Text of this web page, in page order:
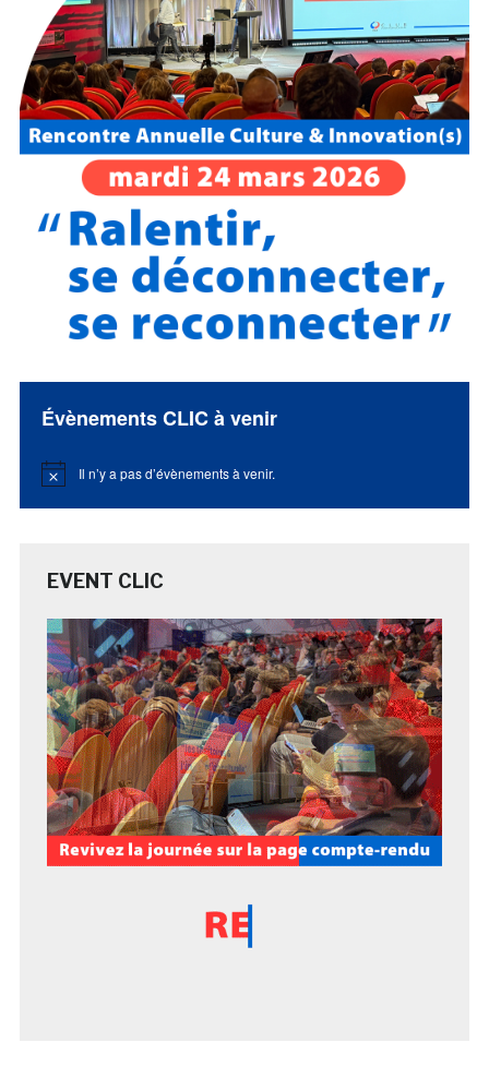
Évènements CLIC à venir
Notice Il n’y a pas d’évènements à venir.
EVENT CLIC